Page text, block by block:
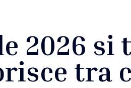
2026 si
tra